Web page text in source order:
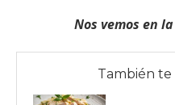
Nos vemos en
También